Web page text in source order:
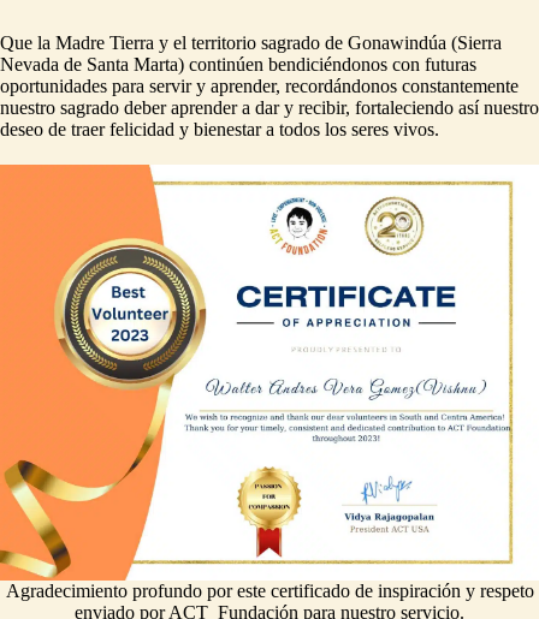
Que la Madre Tierra y el territorio sagrado de Gonawindúa (Sierra
Nevada de Santa Marta) continúen bendiciéndonos con futuras
oportunidades para servir y aprender, recordándonos constantemente
nuestro sagrado deber aprender a dar y recibir, fortaleciendo así nuestro
deseo de traer felicidad y bienestar a todos los seres vivos.
Agradecimiento profundo por este certificado de inspiración y respeto
enviado por ACT Fundación para nuestro servicio.